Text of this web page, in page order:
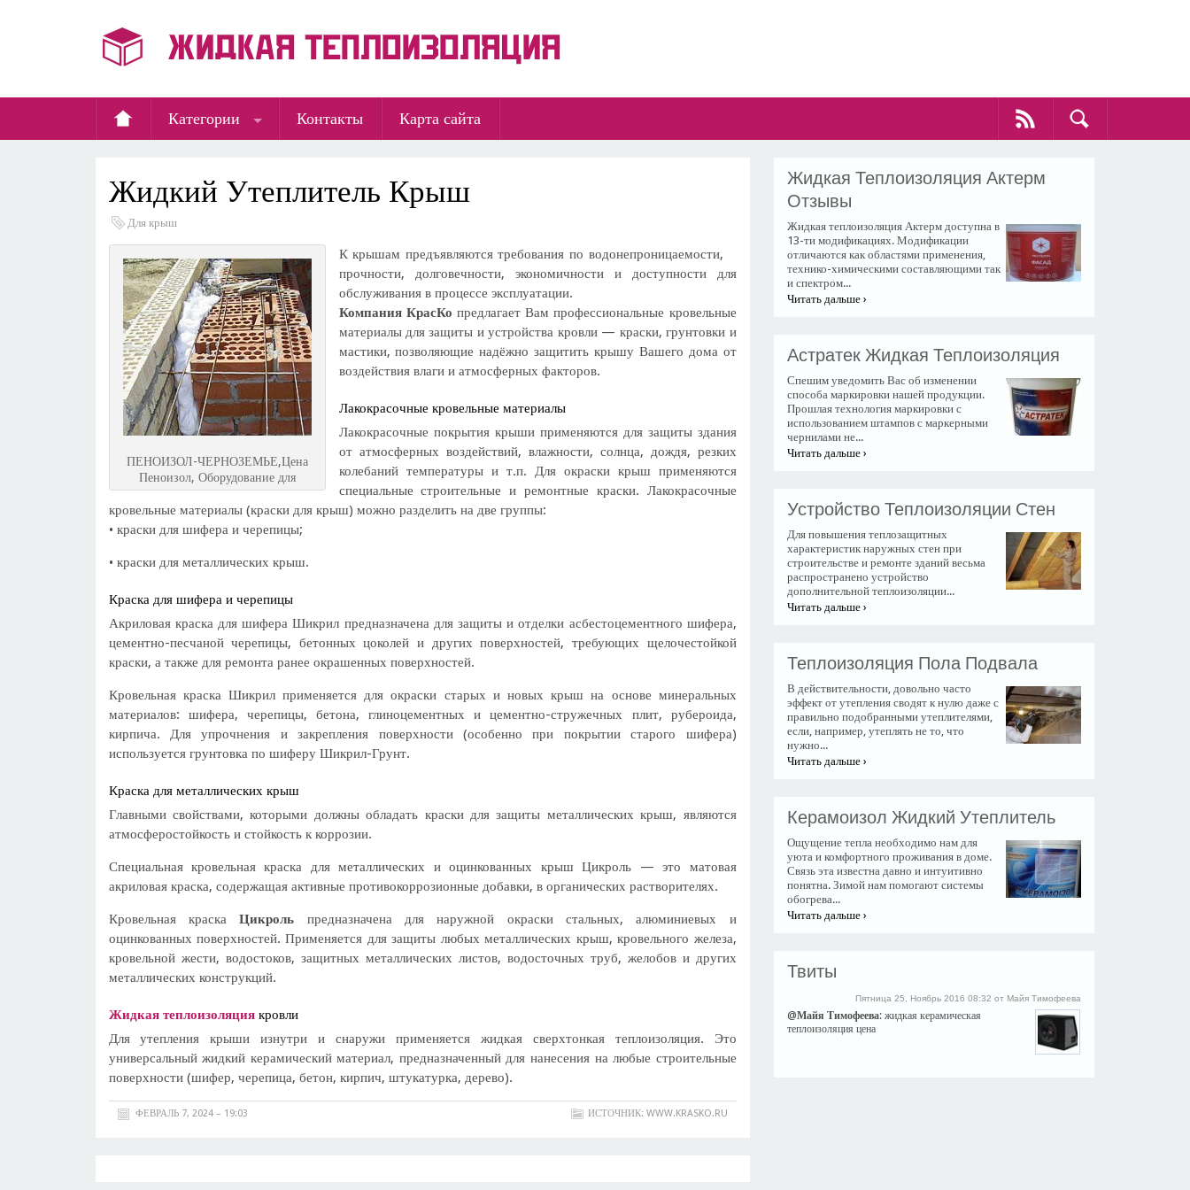
Категории Контакты Карта сайта
Жидкий Утеплитель Крыш
Для крыш
ПЕНОИЗОЛ-ЧЕРНОЗЕМЬЕ,Цена
Пеноизол, Оборудование для
К крышам предъявляются требования по водонепроницаемости,
прочности, долговечности, экономичности и доступности для
обслуживания в процессе эксплуатации.
Компания КрасКо предлагает Вам профессиональные кровельные
материалы для защиты и устройства кровли — краски, грунтовки и
мастики, позволяющие надёжно защитить крышу Вашего дома от
воздействия влаги и атмосферных факторов.
Лакокрасочные кровельные материалы
Лакокрасочные покрытия крыши применяются для защиты здания
от атмосферных воздействий, влажности, солнца, дождя, резких
колебаний температуры и т.п. Для окраски крыш применяются
специальные строительные и ремонтные краски. Лакокрасочные
кровельные материалы (краски для крыш) можно разделить на две группы:
• краски для шифера и черепицы;
• краски для металлических крыш.
Краска для шифера и черепицы
Акриловая краска для шифера Шикрил предназначена для защиты и отделки асбестоцементного шифера,
цементно-песчаной черепицы, бетонных цоколей и других поверхностей, требующих щелочестойкой
краски, а также для ремонта ранее окрашенных поверхностей.
Кровельная краска Шикрил применяется для окраски старых и новых крыш на основе минеральных
материалов: шифера, черепицы, бетона, глиноцементных и цементно-стружечных плит, рубероида,
кирпича. Для упрочнения и закрепления поверхности (особенно при покрытии старого шифера)
используется грунтовка по шиферу Шикрил-Грунт.
Краска для металлических крыш
Главными свойствами, которыми должны обладать краски для защиты металлических крыш, являются
атмосферостойкость и стойкость к коррозии.
Специальная кровельная краска для металлических и оцинкованных крыш Цикроль — это матовая
акриловая краска, содержащая активные противокоррозионные добавки, в органических растворителях.
Кровельная краскаЦикроль предназначена для наружной окраски стальных, алюминиевых и
оцинкованных поверхностей. Применяется для защиты любых металлических крыш, кровельного железа,
кровельной жести, водостоков, защитных металлических листов, водосточных труб, желобов и других
металлических конструкций.
Жидкая теплоизоляциякровли
Для утепления крыши изнутри и снаружи применяется жидкая сверхтонкая теплоизоляция. Это
универсальный жидкий керамический материал, предназначенный для нанесения на любые строительные
поверхности (шифер, черепица, бетон, кирпич, штукатурка, дерево).
ИСТОЧНИК: WWW.KRASKO.RU
ФЕВРАЛЬ 7, 2024 – 19:03
Жидкая Теплоизоляция Актерм
Отзывы
Жидкая теплоизоляция Актерм доступна в
13-ти модификациях. Модификации
отличаются как областями применения,
технико-химическими составляющими так
и спектром...
Читать дальше ›
Астратек Жидкая Теплоизоляция
Спешим уведомить Вас об изменении
способа маркировки нашей продукции.
Прошлая технология маркировки с
использованием штампов с маркерными
чернилами не...
Читать дальше ›
Устройство Теплоизоляции Стен
Для повышения теплозащитных
характеристик наружных стен при
строительстве и ремонте зданий весьма
распространено устройство
дополнительной теплоизоляции...
Читать дальше ›
Теплоизоляция Пола Подвала
В действительности, довольно часто
эффект от утепления сводят к нулю даже с
правильно подобранными утеплителями,
если, например, утеплять не то, что
нужно...
Читать дальше ›
Керамоизол Жидкий Утеплитель
Ощущение тепла необходимо нам для
уюта и комфортного проживания в доме.
Связь эта известна давно и интуитивно
понятна. Зимой нам помогают системы
обогрева...
Читать дальше ›
Твиты
Пятница 25, Ноябрь 2016 08:32 от Майя Тимофеева
@Майя Тимофеева: жидкая керамическая
теплоизоляция цена